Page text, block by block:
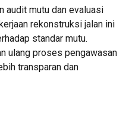
audit mutu dan evaluasi
rekonstruksi jalan ini
standar mutu.
ulang proses pengawasan
transparan dan